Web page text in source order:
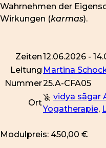
Wahrnehmen der
Wirkungen (karmas).
Zeiten12.06.2026 -
Leitung Martina
Nummer25.A-CFA05
Ort
vidya sāgar
Yogatherapie,
Modulpreis: 450,00 €